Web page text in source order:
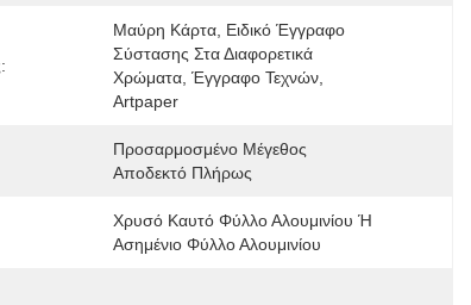
Μαύρη Κάρτα, Ειδικό Έγγραφο
Σύστασης Στα Διαφορετικά
Χρώματα, Έγγραφο Τεχνών,
Artpaper
Προσαρμοσμένο Μέγεθος
Αποδεκτό Πλήρως
Χρυσό Καυτό Φύλλο Αλουμινίου Ή
Ασημένιο Φύλλο Αλουμινίου